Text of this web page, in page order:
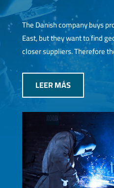
The Danish company buys
East, but they want to find
closer suppliers. Therefore
LEER MÁS